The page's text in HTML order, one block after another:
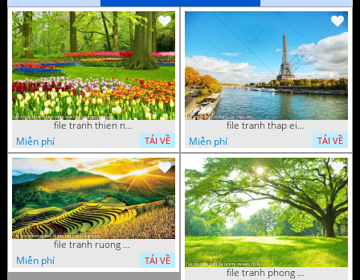
file tranh thien nhien rung hoa dep mat nghe thuat
Miễn phí
TẢI VỀ
file tranh thap eiffel nuoc phap dep
Miễn phí
TẢI VỀ
file tranh ruong bac thang vung cao viet nam
Miễn phí
TẢI VỀ
file tranh phong canh cay co xanh tuoi